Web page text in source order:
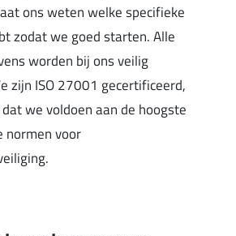
ons weten welke specifieke
zodat we goed starten. Alle
worden bij ons veilig
zijn ISO 27001 gecertificeerd,
we voldoen aan de hoogste
normen voor